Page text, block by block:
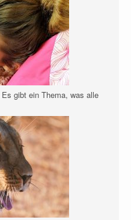
Es gibt ein Thema, was alle